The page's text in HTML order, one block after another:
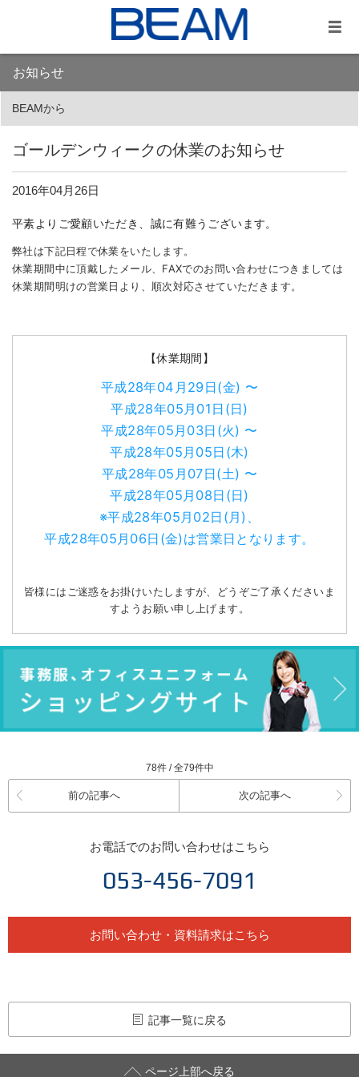
お知らせ
BEAMから
ゴールデンウィークの休業のお知らせ
2016年04月26日
平素よりご愛顧いただき、誠に有難うございます。
弊社は下記日程で休業をいたします。
休業期間中に頂戴したメール、FAXでのお問い合わせにつきましては
休業期間明けの営業日より、順次対応させていただきます。
【休業期間】
平成28年04月29日(金) 〜
平成28年05月01日(日)
平成28年05月03日(火) 〜
平成28年05月05日(木)
平成28年05月07日(土) 〜
平成28年05月08日(日)
※平成28年05月02日(月)、
平成28年05月06日(金)は営業日となります。
皆様にはご迷惑をお掛けいたしますが、どうぞご了承くださいま
すようお願い申し上げます。
78件 / 全79件中
前の記事へ 次の記事へ
お電話でのお問い合わせはこちら
053-456-7091
お問い合わせ・資料請求はこちら
記事一覧に戻る
ページ上部へ戻る